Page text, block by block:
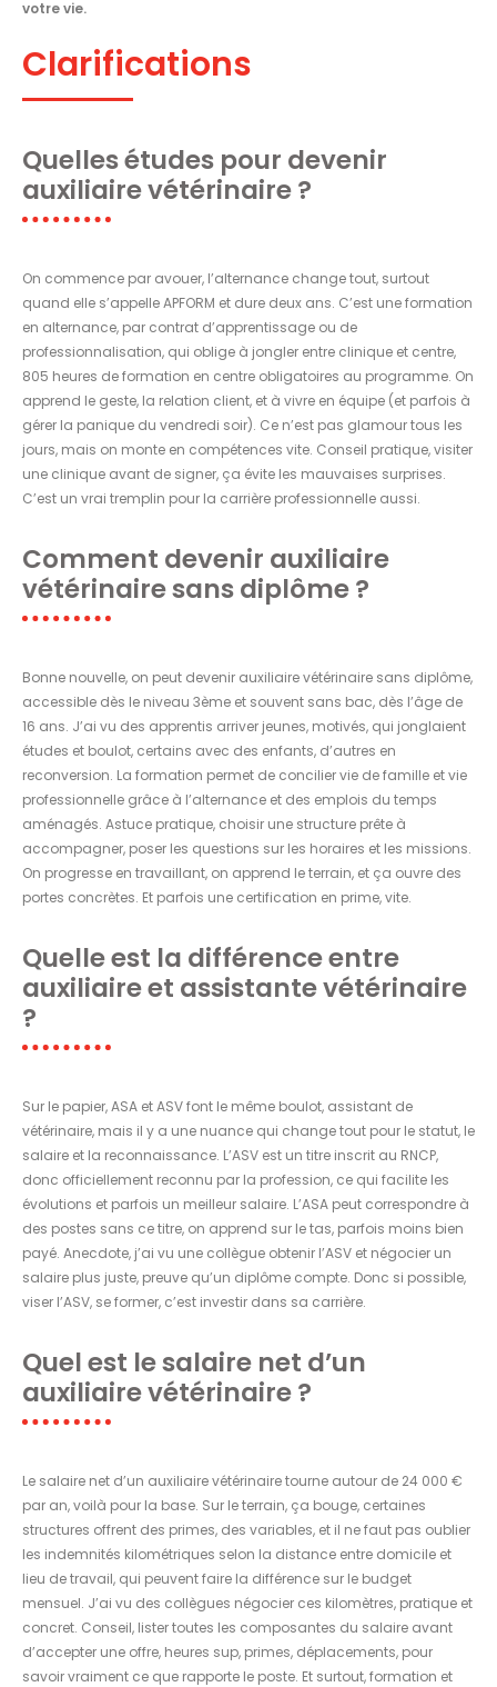
votre vie.
Clarifications
Quelles études pour devenir
auxiliaire vétérinaire ?
On commence par avouer, l’alternance change tout, surtout
quand elle s’appelle APFORM et dure deux ans. C’est une formation
en alternance, par contrat d’apprentissage ou de
professionnalisation, qui oblige à jongler entre clinique et centre,
805 heures de formation en centre obligatoires au programme. On
apprend le geste, la relation client, et à vivre en équipe (et parfois à
gérer la panique du vendredi soir). Ce n’est pas glamour tous les
jours, mais on monte en compétences vite. Conseil pratique, visiter
une clinique avant de signer, ça évite les mauvaises surprises.
C’est un vrai tremplin pour la carrière professionnelle aussi.
Comment devenir auxiliaire
vétérinaire sans diplôme ?
Bonne nouvelle, on peut devenir auxiliaire vétérinaire sans diplôme,
accessible dès le niveau 3ème et souvent sans bac, dès l’âge de
16 ans. J’ai vu des apprentis arriver jeunes, motivés, qui jonglaient
études et boulot, certains avec des enfants, d’autres en
reconversion. La formation permet de concilier vie de famille et vie
professionnelle grâce à l’alternance et des emplois du temps
aménagés. Astuce pratique, choisir une structure prête à
accompagner, poser les questions sur les horaires et les missions.
On progresse en travaillant, on apprend le terrain, et ça ouvre des
portes concrètes. Et parfois une certification en prime, vite.
Quelle est la différence entre
auxiliaire et assistante vétérinaire
?
Sur le papier, ASA et ASV font le même boulot, assistant de
vétérinaire, mais il y a une nuance qui change tout pour le statut, le
salaire et la reconnaissance. L’ASV est un titre inscrit au RNCP,
donc officiellement reconnu par la profession, ce qui facilite les
évolutions et parfois un meilleur salaire. L’ASA peut correspondre à
des postes sans ce titre, on apprend sur le tas, parfois moins bien
payé. Anecdote, j’ai vu une collègue obtenir l’ASV et négocier un
salaire plus juste, preuve qu’un diplôme compte. Donc si possible,
viser l’ASV, se former, c’est investir dans sa carrière.
Quel est le salaire net d’un
auxiliaire vétérinaire ?
Le salaire net d’un auxiliaire vétérinaire tourne autour de 24 000 €
par an, voilà pour la base. Sur le terrain, ça bouge, certaines
structures offrent des primes, des variables, et il ne faut pas oublier
les indemnités kilométriques selon la distance entre domicile et
lieu de travail, qui peuvent faire la différence sur le budget
mensuel. J’ai vu des collègues négocier ces kilomètres, pratique et
concret. Conseil, lister toutes les composantes du salaire avant
d’accepter une offre, heures sup, primes, déplacements, pour
savoir vraiment ce que rapporte le poste. Et surtout, formation et